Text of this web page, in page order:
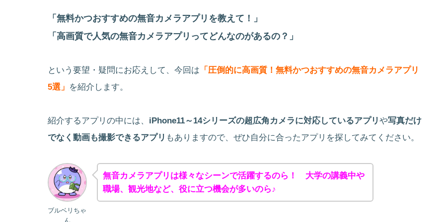
「無料かつおすすめの無音カメラアプリを教えて！」
「高画質で人気の無音カメラアプリってどんなのがあるの？」
という要望・疑問にお応えして、今回は 「圧倒的に高画質！無料かつおすすめの無音カメラアプリ
5選」 を紹介します。
紹介するアプリの中には、 iPhone11～14シリーズの超広角カメラに対応しているアプリや写真だけ
でなく動画も撮影できるアプリ もありますので、ぜひ自分に合ったアプリを探してみてください。
ブルベリちゃ
ん
無音カメラアプリは様々なシーンで活躍するのら！ 大学の講義中や
職場、観光地など、役に立つ機会が多いのら♪